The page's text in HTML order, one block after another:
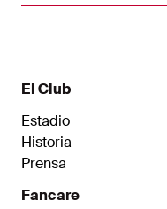
El Club
Estadio
Historia
Prensa
Fancare